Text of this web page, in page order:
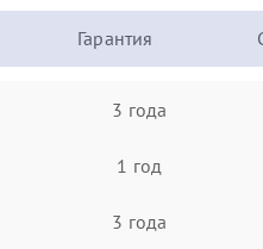
Гарантия
3 года
1 год
3 года